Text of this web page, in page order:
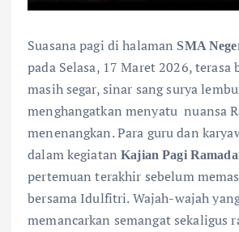
Suasana pagi di halaman SMA
pada Selasa, 17 Maret 2026, terasa
masih segar, sinar sang surya
menghangatkan menyatu nuansa
menenangkan. Para guru dan
dalam kegiatanKajian Pagi
pertemuan terakhir sebelum
bersama Idulfitri. Wajah-wajah
memancarkan semangat sekaligus